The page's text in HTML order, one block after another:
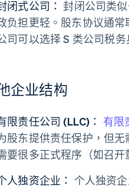
闭式公司： 封闭公司类
负担更轻。股东协议通
司可以选择 S 类公司税
企业结构
限责任公司 (LLC)： 有限
股东提供责任保护，但
要很多正式程序（如召开
人独资企业： 个人独资